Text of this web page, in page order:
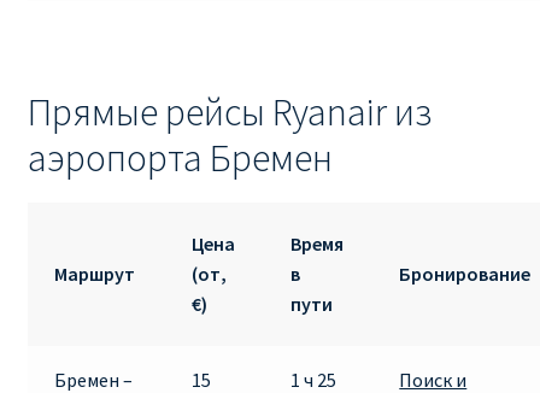
Прямые рейсы Ryanair из
аэропорта Бремен
Маршрут
Цена
(от,
€)
Время
в
пути
Бронирование
Бремен –
15
1 ч 25
Поиск и